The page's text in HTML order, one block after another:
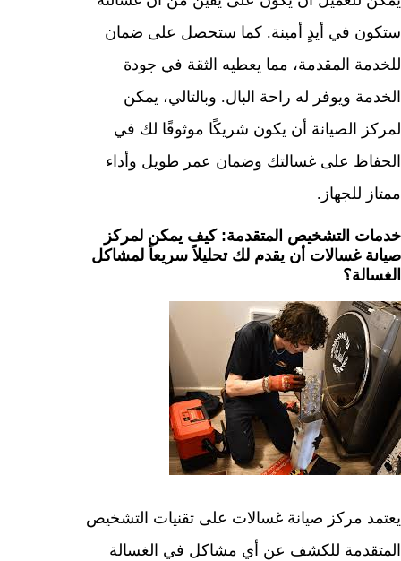
ستكون في أيدٍ أمينة. كما ستحصل على ضمان
للخدمة المقدمة، مما يعطيه الثقة في جودة
الخدمة ويوفر له راحة البال. وبالتالي، يمكن
لمركز الصيانة أن يكون شريكًا موثوقًا لك في
الحفاظ على غسالتك وضمان عمر طويل وأداء
ممتاز للجهاز.
خدمات التشخيص المتقدمة: كيف يمكن لمركز
صيانة غسالات أن يقدم لك تحليلاً سريعاً لمشاكل
الغسالة؟
يعتمد مركز صيانة غسالات على تقنيات التشخيص
المتقدمة للكشف عن أي مشاكل في الغسالة